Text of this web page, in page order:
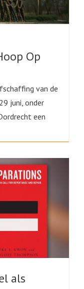
Op
van de
juni, onder
een
als